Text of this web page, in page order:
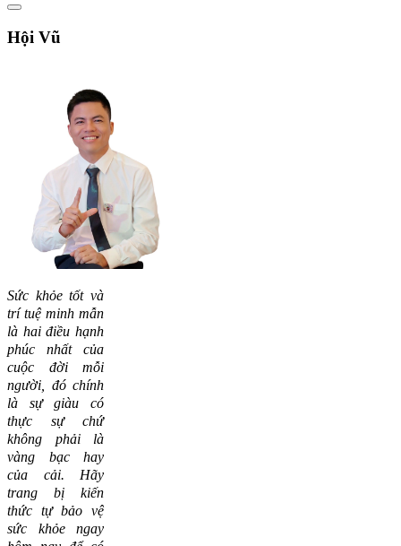
Hội Vũ
Sức khỏe tốt và
trí tuệ minh mẫn
là hai điều hạnh
phúc nhất của
cuộc đời mỗi
người, đó chính
là sự giàu có
thực sự chứ
không phải là
vàng bạc hay
của cải. Hãy
trang bị kiến
thức tự bảo vệ
sức khỏe ngay